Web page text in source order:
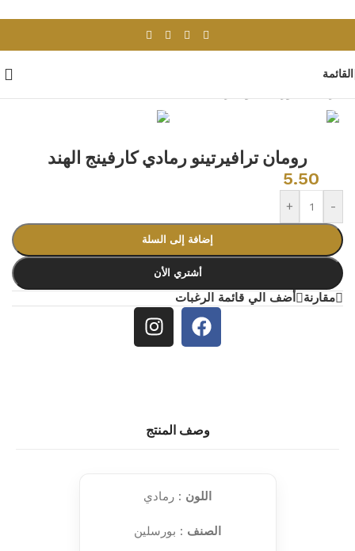
القائمة
رومان ترافيرتينو رمادي كارفينج الهند
5.50
-
+
إضافة إلى السلة
أشتري الأن
مقارنة أضف الي قائمة الرغبات
وصف المنتج
اللون : رمادي
الصنف : بورسلين